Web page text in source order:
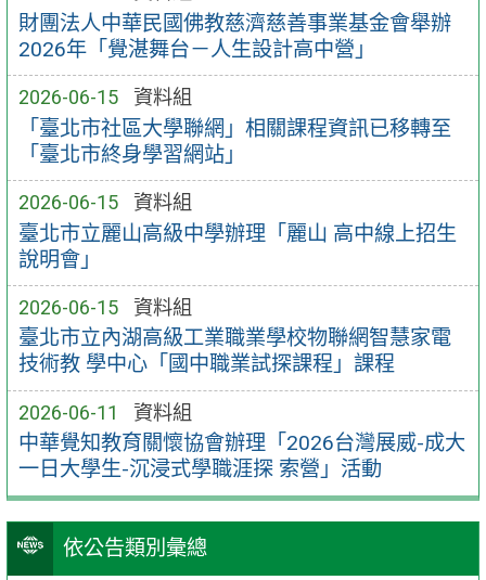
財團法人中華民國佛教慈濟慈善事業基金會舉辦
2026年「覺湛舞台－人生設計高中營」
2026-06-15 資料組
「臺北市社區大學聯網」相關課程資訊已移轉至
「臺北市終身學習網站」
2026-06-15 資料組
臺北市立麗山高級中學辦理「麗山 高中線上招生
說明會」
2026-06-15 資料組
臺北市立內湖高級工業職業學校物聯網智慧家電
技術教 學中心「國中職業試探課程」課程
2026-06-11 資料組
中華覺知教育關懷協會辦理「2026台灣展威-成大
一日大學生-沉浸式學職涯探 索營」活動
依公告類別彙總